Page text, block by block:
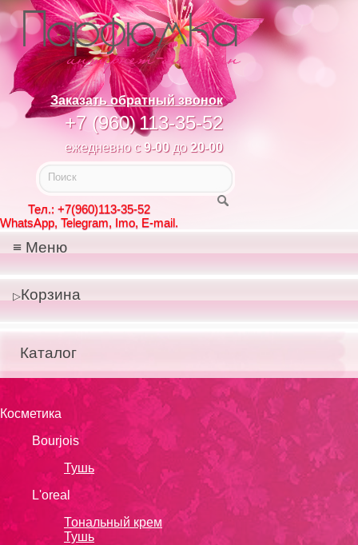
Заказать обратный звонок
+7 (960)113-35-52
ежедневно с 9-00до 20-00
Тел.: +7(960)113-35-52
WhatsApp, Telegram, Imo, E-mail.
Меню
Корзина
Каталог
Косметика
Bourjois
Тушь
L'oreal
Тональный крем
Тушь